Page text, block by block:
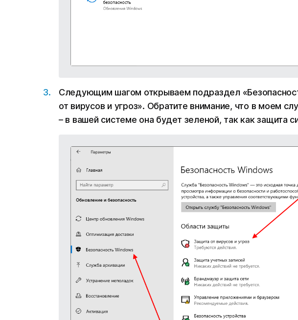
Следующим шагом открываем подраздел
от вирусов и угроз». Обратите внимание, что в моем
– в вашей системе она будет зеленой, так как защита